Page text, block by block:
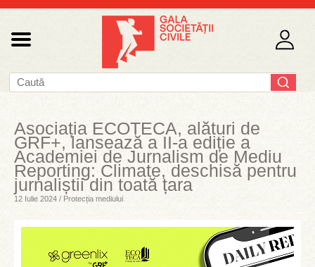
Asociația ECOTECA, alături de
GRF+, lansează a II-a ediție a
Academiei de Jurnalism de Mediu
Reporting: Climate, deschisă pentru
jurnaliștii din toată țara
12 Iulie 2024 / Protecția mediului